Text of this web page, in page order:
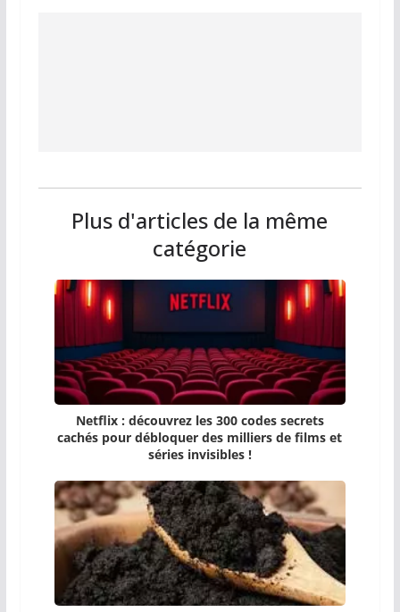
Plus d'articles de la même
catégorie
Netflix : découvrez les 300 codes secrets
cachés pour débloquer des milliers de films et
séries invisibles !